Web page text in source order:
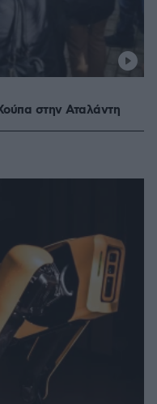
στην Αταλάντη